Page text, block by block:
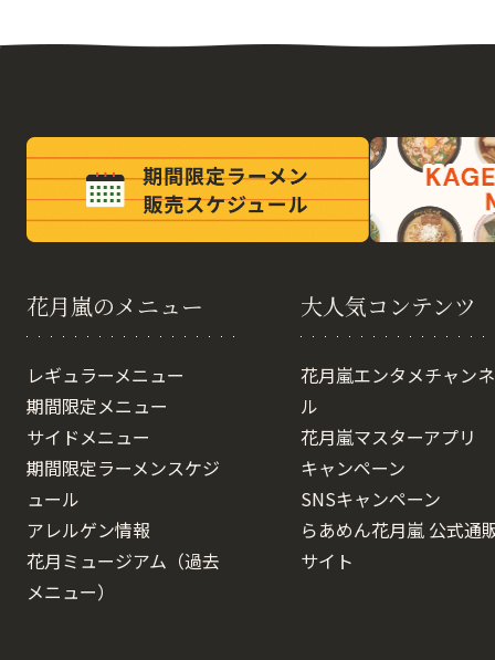
花月嵐のメニュー
レギュラーメニュー
期間限定メニュー
サイドメニュー
期間限定ラーメンスケジ
ュール
アレルゲン情報
花月ミュージアム（過去
メニュー）
大人気コンテンツ
花月嵐エンタメチャンネ
ル
花月嵐マスターアプリ
キャンペーン
SNSキャンペーン
らあめん花月嵐 公式通
サイト